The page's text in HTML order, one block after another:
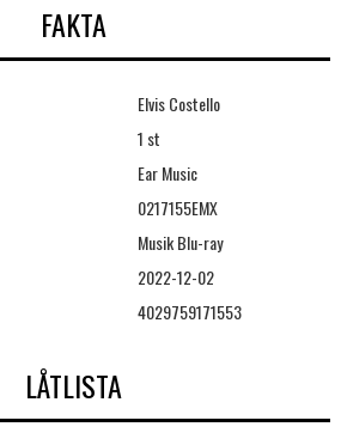
FAKTA
Elvis Costello
1 st
Ear Music
0217155EMX
Musik Blu-ray
2022-12-02
4029759171553
LÅTLISTA